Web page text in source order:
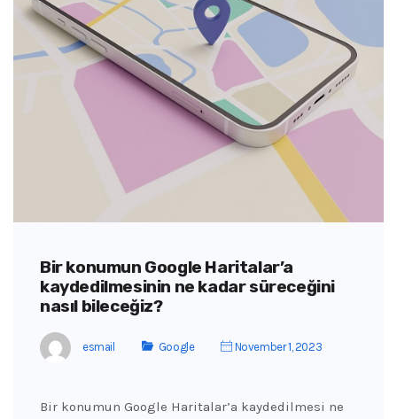
Bir konumun Google Haritalar’a
kaydedilmesinin ne kadar süreceğini
nasıl bileceğiz?
esmail Google November 1, 2023
Bir konumun Google Haritalar’a kaydedilmesi ne